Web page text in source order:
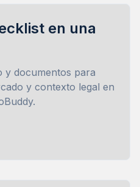
en una
y documentos para
y contexto legal en